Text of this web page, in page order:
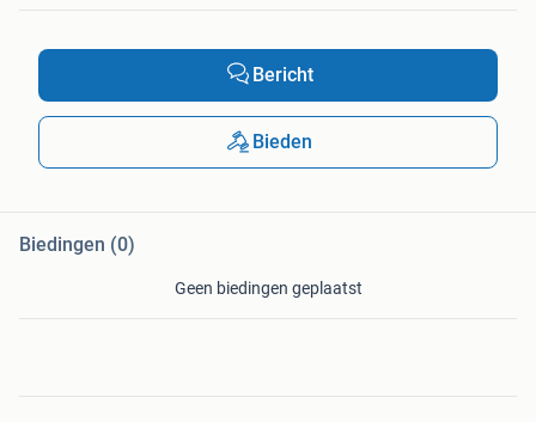
Bericht
Bieden
Biedingen (0)
Geen biedingen geplaatst